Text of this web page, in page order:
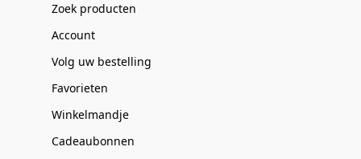
Zoek producten
Account
Volg uw bestelling
Favorieten
Winkelmandje
Cadeaubonnen